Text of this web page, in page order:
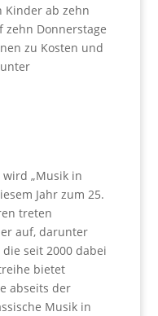
Kinder ab zehn
zehn Donnerstage
zu Kosten und
wird „Musik in
Jahr zum 25.
treten
auf, darunter
seit 2000 dabei
bietet
abseits der
Musik in